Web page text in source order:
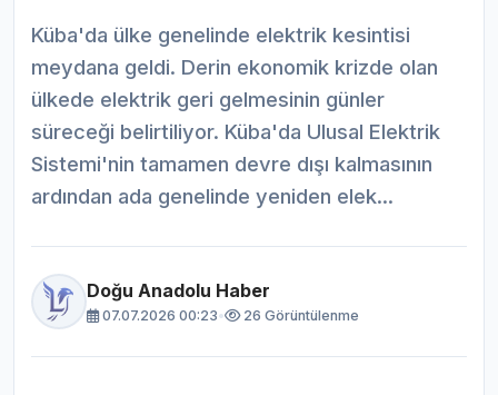
Küba'da ülke genelinde elektrik kesintisi
meydana geldi. Derin ekonomik krizde olan
ülkede elektrik geri gelmesinin günler
süreceği belirtiliyor. Küba'da Ulusal Elektrik
Sistemi'nin tamamen devre dışı kalmasının
ardından ada genelinde yeniden elek...
Doğu Anadolu Haber
07.07.2026 00:23• 26 Görüntülenme